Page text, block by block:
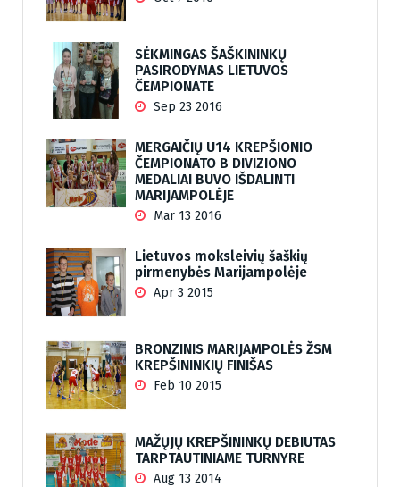
SĖKMINGAS ŠAŠKININKŲ
PASIRODYMAS LIETUVOS
ČEMPIONATE
Sep 23 2016
MERGAIČIŲ U14 KREPŠIONIO
ČEMPIONATO B DIVIZIONO
MEDALIAI BUVO IŠDALINTI
MARIJAMPOLĖJE
Mar 13 2016
Lietuvos moksleivių šaškių
pirmenybės Marijampolėje
Apr 3 2015
BRONZINIS MARIJAMPOLĖS ŽSM
KREPŠININKIŲ FINIŠAS
Feb 10 2015
MAŽŲJŲ KREPŠININKŲ DEBIUTAS
TARPTAUTINIAME TURNYRE
Aug 13 2014